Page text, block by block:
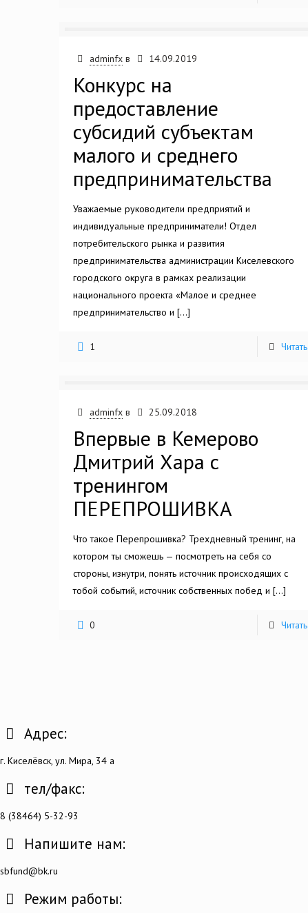
adminfx в 14.09.2019
Конкурс на
предоставление
субсидий субъектам
малого и среднего
предпринимательства
Уважаемые руководители предприятий и
индивидуальные предприниматели! Отдел
потребительского рынка и развития
предпринимательства администрации Киселевского
городского округа в рамках реализации
национального проекта «Малое и среднее
предпринимательство и […]
1 Читать
adminfx в 25.09.2018
Впервые в Кемерово
Дмитрий Хара с
тренингом
ПЕРЕПРОШИВКА
Что такое Перепрошивка? Трехдневный тренинг, на
котором ты сможешь — посмотреть на себя со
стороны, изнутри, понять источник происходящих с
тобой событий, источник собственных побед и […]
0 Читать
Адрес:
г. Киселёвск, ул. Мира, 34 а
тел/факс:
8 (38464) 5-32-93
Напишите нам:
sbfund@bk.ru
Режим работы: